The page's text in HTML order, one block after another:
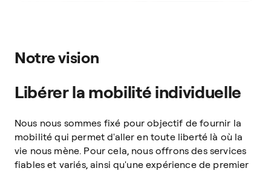
Notre vision
Libérer la mobilité individuelle
Nous nous sommes fixé pour objectif de fournir la
mobilité qui permet d'aller en toute liberté là où la
vie nous mène. Pour cela, nous offrons des services
fiables et variés, ainsi qu'une expérience de premier